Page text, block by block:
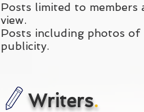
Posts limited to
view.
Posts including photos of
publicity.
Writers.